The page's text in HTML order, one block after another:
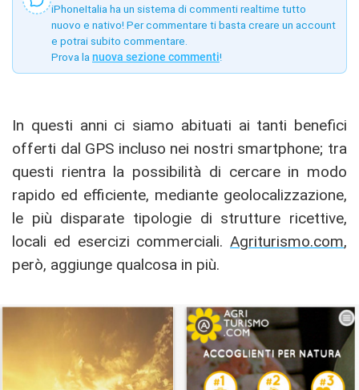
iPhoneItalia ha un sistema di commenti realtime tutto
nuovo e nativo! Per commentare ti basta creare un account
e potrai subito commentare.
Prova la nuova sezione commenti!
In questi anni ci siamo abituati ai tanti benefici
offerti dal GPS incluso nei nostri smartphone; tra
questi rientra la possibilità di cercare in modo
rapido ed efficiente, mediante geolocalizzazione,
le più disparate tipologie di strutture ricettive,
locali ed esercizi commerciali. Agriturismo.com,
però, aggiunge qualcosa in più.